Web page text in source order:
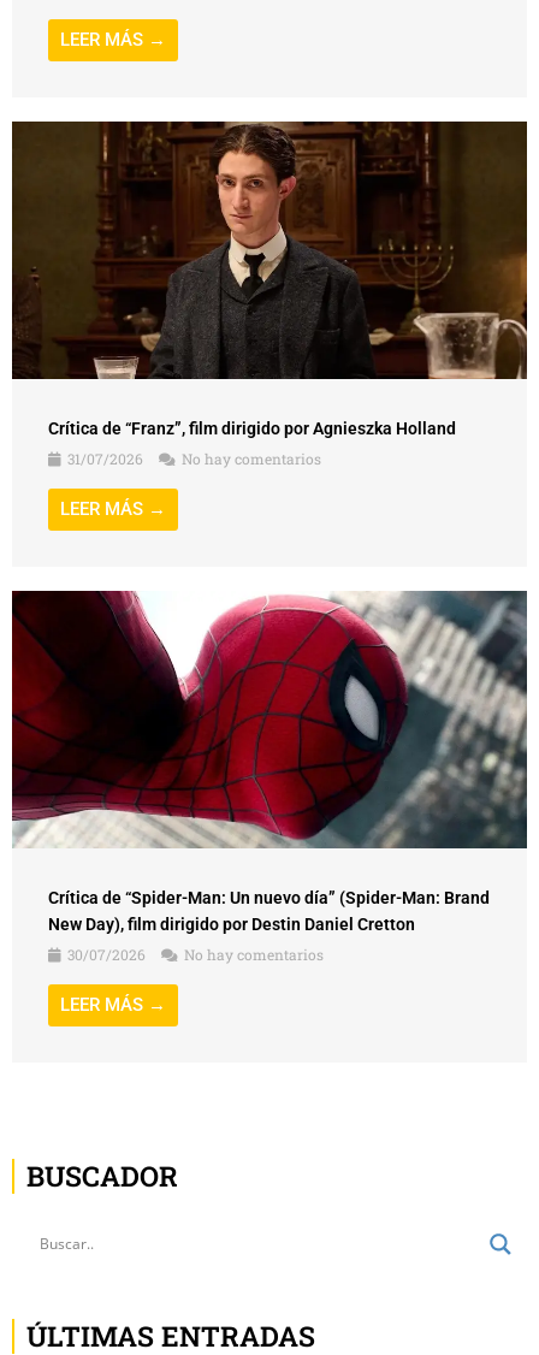
LEER MÁS →
Crítica de “Franz”, film dirigido por Agnieszka Holland
31/07/2026
No hay comentarios
LEER MÁS →
Crítica de “Spider-Man: Un nuevo día” (Spider-Man: Brand
New Day), film dirigido por Destin Daniel Cretton
30/07/2026
No hay comentarios
LEER MÁS →
BUSCADOR
ÚLTIMAS ENTRADAS